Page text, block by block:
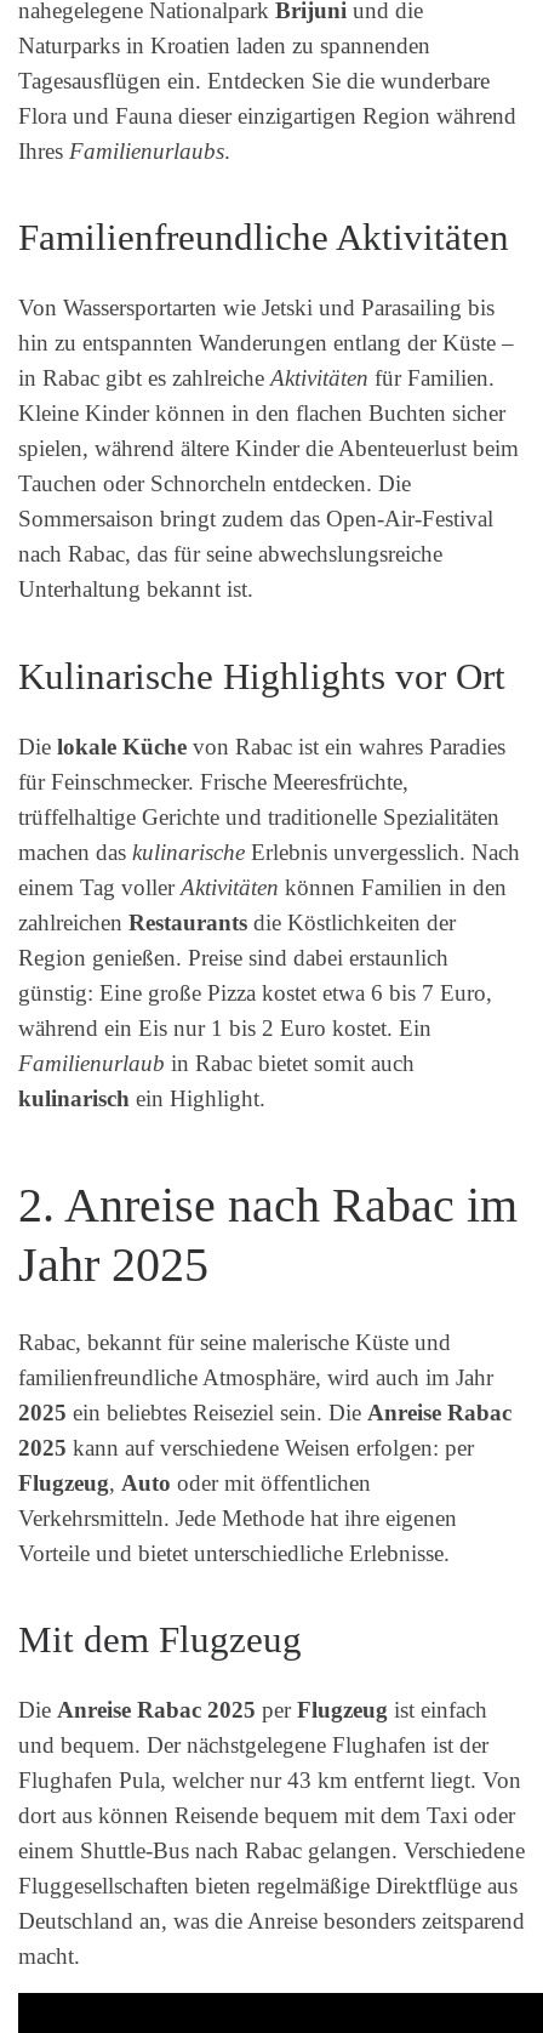
nahegelegene Nationalpark Brijuni und die
Naturparks in Kroatien laden zu spannenden
Tagesausflügen ein. Entdecken Sie die wunderbare
Flora und Fauna dieser einzigartigen Region während
Ihres Familienurlaubs.
Familienfreundliche Aktivitäten
Von Wassersportarten wie Jetski und Parasailing bis
hin zu entspannten Wanderungen entlang der Küste –
in Rabac gibt es zahlreicheAktivitäten für Familien.
Kleine Kinder können in den flachen Buchten sicher
spielen, während ältere Kinder die Abenteuerlust beim
Tauchen oder Schnorcheln entdecken. Die
Sommersaison bringt zudem das Open-Air-Festival
nach Rabac, das für seine abwechslungsreiche
Unterhaltung bekannt ist.
Kulinarische Highlights vor Ort
Die lokale Küche von Rabac ist ein wahres Paradies
für Feinschmecker. Frische Meeresfrüchte,
trüffelhaltige Gerichte und traditionelle Spezialitäten
machen das kulinarische Erlebnis unvergesslich. Nach
einem Tag vollerAktivitäten können Familien in den
zahlreichen Restaurants die Köstlichkeiten der
Region genießen. Preise sind dabei erstaunlich
günstig: Eine große Pizza kostet etwa 6 bis 7 Euro,
während ein Eis nur 1 bis 2 Euro kostet. Ein
Familienurlaub in Rabac bietet somit auch
kulinarisch ein Highlight.
2. Anreise nach Rabac im
Jahr 2025
Rabac, bekannt für seine malerische Küste und
familienfreundliche Atmosphäre, wird auch im Jahr
2025 ein beliebtes Reiseziel sein. Die Anreise Rabac
2025 kann auf verschiedene Weisen erfolgen: per
Flugzeug, Auto oder mit öffentlichen
Verkehrsmitteln. Jede Methode hat ihre eigenen
Vorteile und bietet unterschiedliche Erlebnisse.
Mit dem Flugzeug
Die Anreise Rabac 2025 perFlugzeug ist einfach
und bequem. Der nächstgelegene Flughafen ist der
Flughafen Pula, welcher nur 43 km entfernt liegt. Von
dort aus können Reisende bequem mit dem Taxi oder
einem Shuttle-Bus nach Rabac gelangen. Verschiedene
Fluggesellschaften bieten regelmäßige Direktflüge aus
Deutschland an, was die Anreise besonders zeitsparend
macht.